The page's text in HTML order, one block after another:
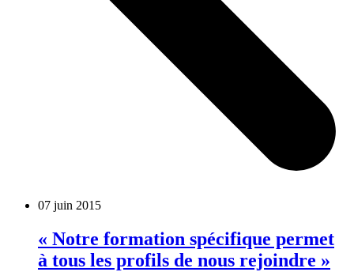
07 juin 2015
« Notre formation spécifique permet
à tous les profils de nous rejoindre »